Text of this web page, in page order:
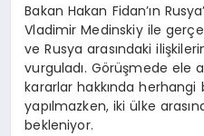
Bakan Hakan Fidan’ın
Vladimir Medinskiy ile
ve Rusya arasındaki
vurguladı. Görüşmede ele
kararlar hakkında herhangi
yapılmazken, iki ülke
bekleniyor.